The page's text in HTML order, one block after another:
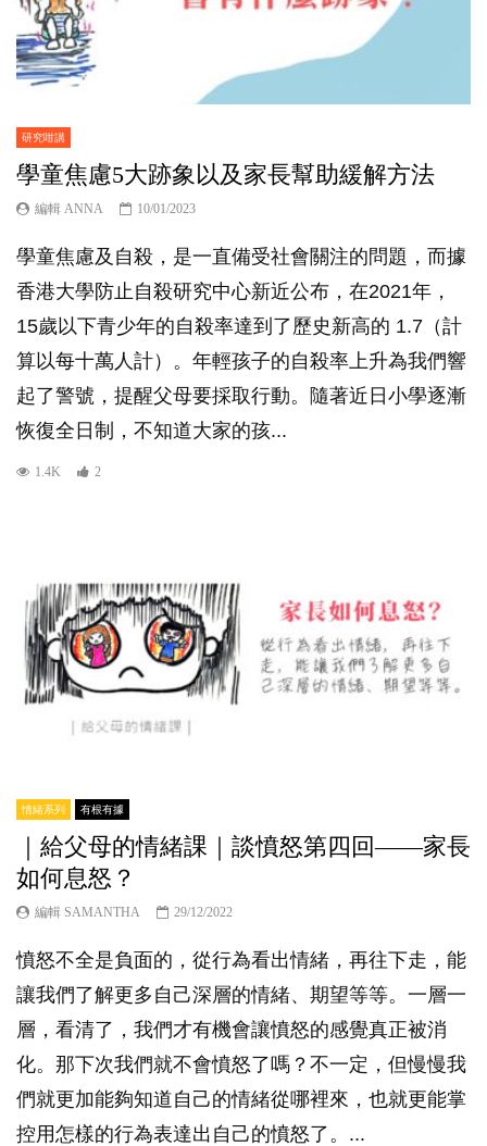
研究咁講
學童焦慮5大跡象以及家長幫助緩解方法
編輯 ANNA 10/01/2023
學童焦慮及自殺，是一直備受社會關注的問題，而據
香港大學防止自殺研究中心新近公布，在2021年，
15歲以下青少年的自殺率達到了歷史新高的 1.7（計
算以每十萬人計）。年輕孩子的自殺率上升為我們響
起了警號，提醒父母要採取行動。隨著近日小學逐漸
恢復全日制，不知道大家的孩...
1.4K 2
情緒系列 有根有據
｜給父母的情緒課｜談憤怒第四回——家長
如何息怒？
編輯 SAMANTHA 29/12/2022
憤怒不全是負面的，從行為看出情緒，再往下走，能
讓我們了解更多自己深層的情緒、期望等等。一層一
層，看清了，我們才有機會讓憤怒的感覺真正被消
化。那下次我們就不會憤怒了嗎？不一定，但慢慢我
們就更加能夠知道自己的情緒從哪裡來，也就更能掌
控用怎樣的行為表達出自己的憤怒了。...